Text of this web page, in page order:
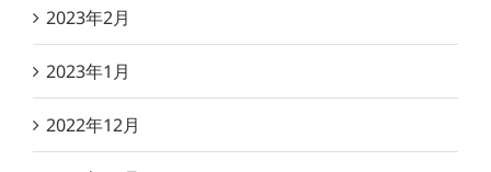
2023年2月
2023年1月
2022年12月